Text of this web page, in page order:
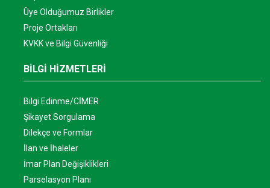
Üye Olduğumuz Birlikler
Proje Ortakları
KVKK ve Bilgi Güvenliği
BİLGİ HİZMETLERİ
Bilgi Edinme/CİMER
Şikayet Sorgulama
Dilekçe ve Formlar
İlan ve İhaleler
İmar Plan Değişiklikleri
Parselasyon Planı